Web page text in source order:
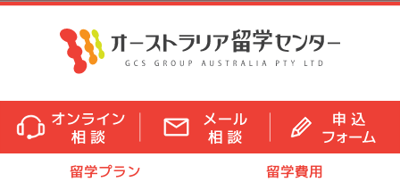
留学プラン
留学費用